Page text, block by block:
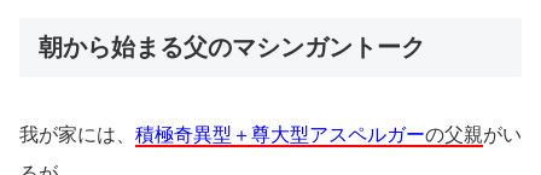
朝から始まる父のマシンガントーク
我が家には、 積極奇異型＋尊大型アスペルガーの父親がい